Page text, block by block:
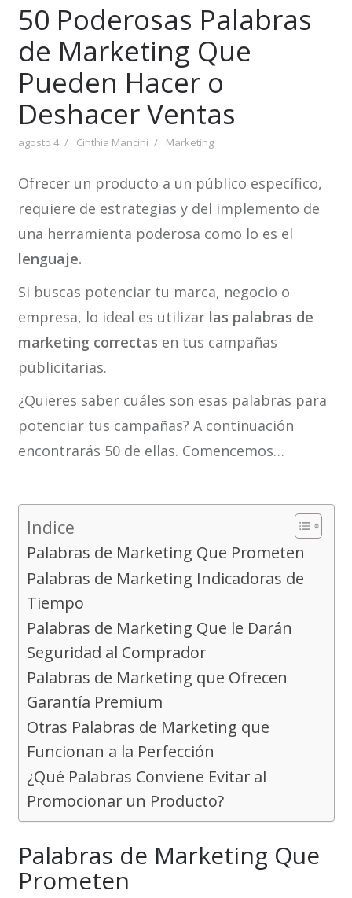
50 Poderosas Palabras
de Marketing Que
Pueden Hacer o
Deshacer Ventas
agosto 4 Cinthia Mancini Marketing
Ofrecer un producto a un público específico,
requiere de estrategias y del implemento de
una herramienta poderosa como lo es el
lenguaje.
Si buscas potenciar tu marca, negocio o
empresa, lo ideal es utilizarlas palabras de
marketing correctas en tus campañas
publicitarias.
¿Quieres saber cuáles son esas palabras para
potenciar tus campañas? A continuación
encontrarás 50 de ellas. Comencemos…
Indice
Palabras de Marketing Que Prometen
Palabras de Marketing Indicadoras de
Tiempo
Palabras de Marketing Que le Darán
Seguridad al Comprador
Palabras de Marketing que Ofrecen
Garantía Premium
Otras Palabras de Marketing que
Funcionan a la Perfección
¿Qué Palabras Conviene Evitar al
Promocionar un Producto?
Palabras de Marketing Que
Prometen